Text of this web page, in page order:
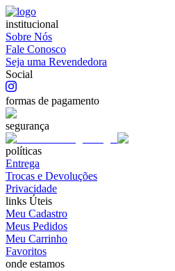
institucional
Sobre Nós
Fale Conosco
Seja uma Revendedora
Social
formas de pagamento
segurança
políticas
Entrega
Trocas e Devoluções
Privacidade
links Úteis
Meu Cadastro
Meus Pedidos
Meu Carrinho
Favoritos
onde estamos